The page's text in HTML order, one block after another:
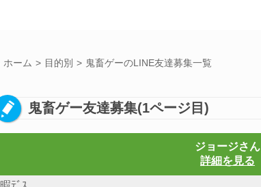
ホーム 目的別 鬼畜ゲーのLINE友達募集一覧
鬼畜ゲー友達募集(1ページ目)
ジョージさん
詳細を見る